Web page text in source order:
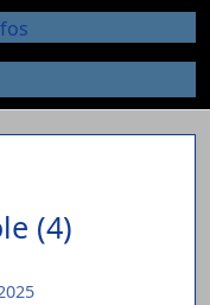
(4)